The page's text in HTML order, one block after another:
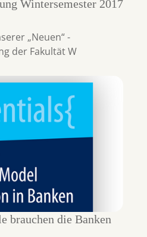
Wintersemester 2017
„Neuen“ -
der Fakultät W
brauchen die Banken